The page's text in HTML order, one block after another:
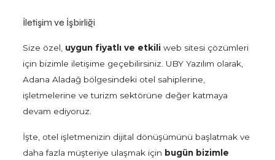
İletişim ve İşbirliği
Size özel, uygun fiyatlı ve etkili web sitesi çözümleri
için bizimle iletişime geçebilirsiniz. UBY Yazılım olarak,
Adana Aladağ bölgesindeki otel sahiplerine,
işletmelerine ve turizm sektörüne değer katmaya
devam ediyoruz.
İşte, otel işletmenizin dijital dönüşümünü başlatmak ve
daha fazla müşteriye ulaşmak için bugün bizimle